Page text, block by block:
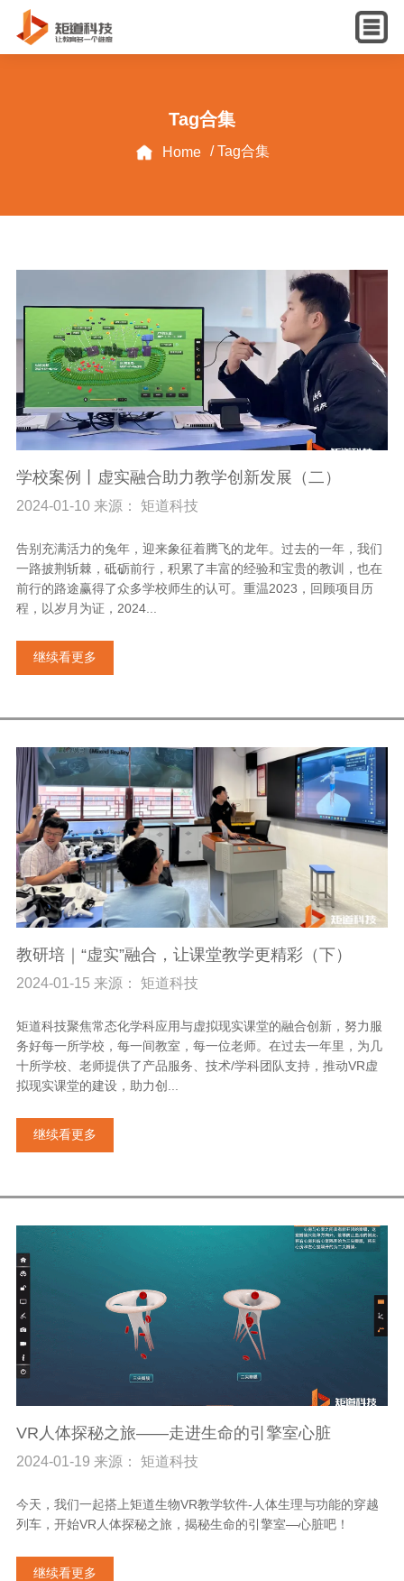
English
Tag合集
Home / Tag合集
学校案例丨虚实融合助力教学创新发展（二）
2024-01-10 来源： 矩道科技
告别充满活力的兔年，迎来象征着腾飞的龙年。过去的一年，我们
一路披荆斩棘，砥砺前行，积累了丰富的经验和宝贵的教训，也在
前行的路途赢得了众多学校师生的认可。重温2023，回顾项目历
程，以岁月为证，2024...
继续看更多
教研培｜“虚实”融合，让课堂教学更精彩（下）
2024-01-15 来源： 矩道科技
矩道科技聚焦常态化学科应用与虚拟现实课堂的融合创新，努力服
务好每一所学校，每一间教室，每一位老师。在过去一年里，为几
十所学校、老师提供了产品服务、技术/学科团队支持，推动VR虚
拟现实课堂的建设，助力创...
继续看更多
VR人体探秘之旅——走进生命的引擎室心脏
2024-01-19 来源： 矩道科技
今天，我们一起搭上矩道生物VR教学软件-人体生理与功能的穿越
列车，开始VR人体探秘之旅，揭秘生命的引擎室—心脏吧！
继续看更多